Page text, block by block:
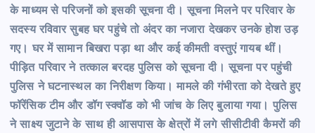
के माध्यम से परिजनों को इसकी सूचना दी। सूचना मिलने पर परिवार के
सदस्य रविवार सुबह घर पहुंचे तो अंदर का नजारा देखकर उनके होश उड़
गए। घर में सामान बिखरा पड़ा था और कई कीमती वस्तुएं गायब थीं।
पीड़ित परिवार ने तत्काल बरदह पुलिस को सूचना दी। सूचना पर पहुंची
पुलिस ने घटनास्थल का निरीक्षण किया। मामले की गंभीरता को देखते हुए
फॉरेंसिक टीम और डॉग स्क्वॉड को भी जांच के लिए बुलाया गया। पुलिस
ने साक्ष्य जुटाने के साथ ही आसपास के क्षेत्रों में लगे सीसीटीवी कैमरों की